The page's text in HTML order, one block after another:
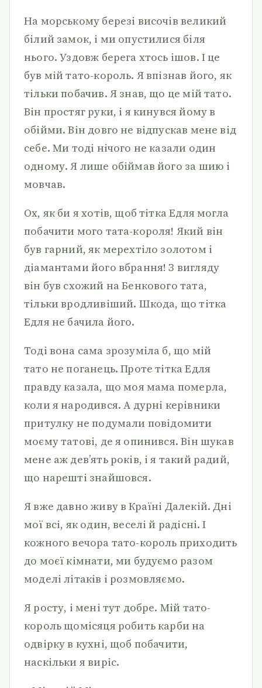
На морському березі височів великий
білий замок, і ми опустилися біля
нього. Уздовж берега хтось ішов. І це
був мій тато-король. Я впізнав його, як
тільки побачив. Я знав, що це мій тато.
Він простяг руки, і я кинувся йому в
обійми. Він довго не відпускав мене від
себе. Ми тоді нічого не казали один
одному. Я лише обіймав його за шию і
мовчав.
Ох, як би я хотів, щоб тітка Едля могла
побачити мого тата-короля! Який він
був гарний, як мерехтіло золотом і
діамантами його вбрання! З вигляду
він був схожий на Бенкового тата,
тільки вродливіший. Шкода, що тітка
Едля не бачила його.
Тоді вона сама зрозуміла б, що мій
тато не поганець. Проте тітка Едля
правду казала, що моя мама померла,
коли я народився. А дурні керівники
притулку не подумали повідомити
моєму татові, де я опинився. Він шукав
мене аж дев’ять років, і я такий радий,
що нарешті знайшовся.
Я вже давно живу в Країні Далекій. Дні
мої всі, як один, веселі й радісні. І
кожного вечора тато-король приходить
до моєї кімнати, ми будуємо разом
моделі літаків і розмовляємо.
Я росту, і мені тут добре. Мій тато-
король щомісяця робить карби на
одвірку в кухні, щоб побачити,
наскільки я виріс.